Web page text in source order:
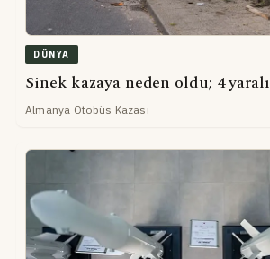
DÜNYA
Sinek kazaya neden oldu; 4 yaralı
Almanya Otobüs Kazası